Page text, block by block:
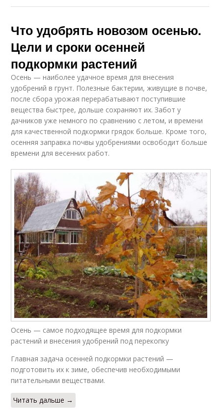
Что удобрять новозом осенью.
Цели и сроки осенней
подкормки растений
Осень — наиболее удачное время для внесения
удобрений в грунт. Полезные бактерии, живущие в почве,
после сбора урожая перерабатывают поступившие
вещества быстрее, дольше сохраняют их. Забот у
дачников уже немного по сравнению с летом, и времени
для качественной подкормки грядок больше. Кроме того,
осенняя заправка почвы удобрениями освободит больше
времени для весенних работ.
Осень — самое подходящее время для подкормки
растений и внесения удобрений под перекопку
Главная задача осенней подкормки растений —
подготовить их к зиме, обеспечив необходимыми
питательными веществами.
Читать дальше →